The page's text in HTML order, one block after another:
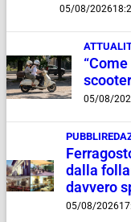
05/08/2026
05/08/
dalla
davvero
05/08/2026